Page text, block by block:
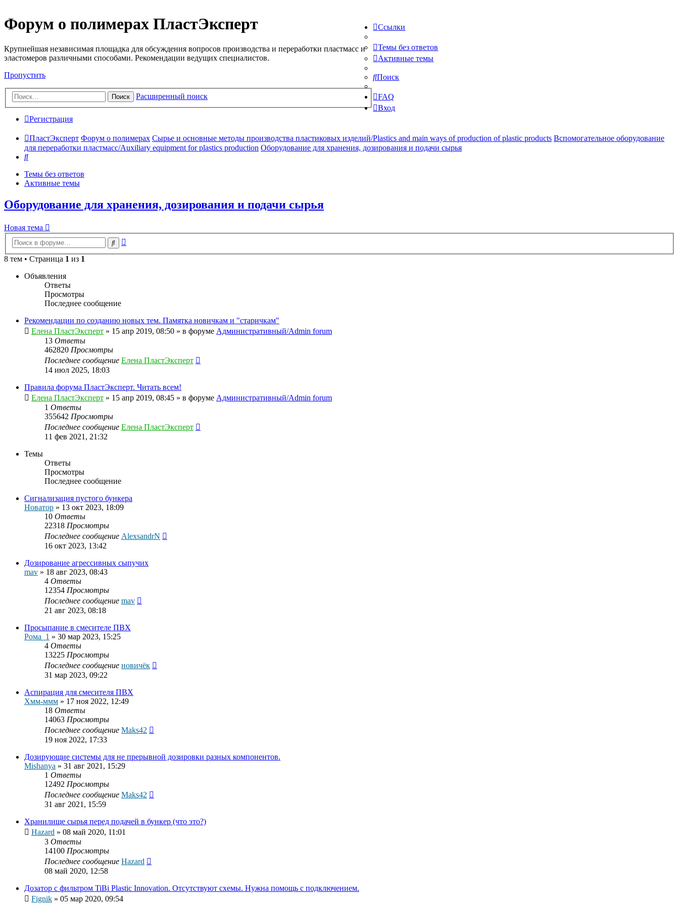
Форум о полимерах ПластЭксперт
Крупнейшая независимая площадка для обсуждения вопросов производства и переработки пластмасс и
эластомеров различными способами. Рекомендации ведущих специалистов.
Пропустить
Поиск Расширенный поиск
Ссылки
Темы без ответов
Активные темы
Поиск
FAQ
Вход
Регистрация
ПластЭксперт Форум о полимерах Сырье и основные методы производства пластиковых изделий/Plastics and main ways of production of plastic products Вспомогательное оборудование
для переработки пластмасс/Auxiliary equipment for plastics production Оборудование для хранения, дозирования и подачи сырья
Поиск
Темы без ответов
Активные темы
Оборудование для хранения, дозирования и подачи сырья
Новая тема
Поиск
8 тем • Страница 1 из 1
Объявления
Ответы
Просмотры
Последнее сообщение
Рекомендации по созданию новых тем. Памятка новичкам и "старичкам"
Елена ПластЭксперт » 15 апр 2019, 08:50 » в форуме Административный/Admin forum
13 Ответы
462820 Просмотры
Последнее сообщение Елена ПластЭксперт
14 июл 2025, 18:03
Правила форума ПластЭксперт. Читать всем!
Елена ПластЭксперт » 15 апр 2019, 08:45 » в форуме Административный/Admin forum
1 Ответы
355642 Просмотры
Последнее сообщение Елена ПластЭксперт
11 фев 2021, 21:32
Темы
Ответы
Просмотры
Последнее сообщение
Сигнализация пустого бункера
Новатор » 13 окт 2023, 18:09
10 Ответы
22318 Просмотры
Последнее сообщение AlexsandrN
16 окт 2023, 13:42
Дозирование агрессивных сыпучих
mav » 18 авг 2023, 08:43
4 Ответы
12354 Просмотры
Последнее сообщение mav
21 авг 2023, 08:18
Просыпание в смесителе ПВХ
Рома_1 » 30 мар 2023, 15:25
4 Ответы
13225 Просмотры
Последнее сообщение новичёк
31 мар 2023, 09:22
Аспирация для смесителя ПВХ
Хмм-ммм » 17 ноя 2022, 12:49
18 Ответы
14063 Просмотры
Последнее сообщение Maks42
19 ноя 2022, 17:33
Дозирующие системы для не прерывной дозировки разных компонентов.
Mishanya » 31 авг 2021, 15:29
1 Ответы
12492 Просмотры
Последнее сообщение Maks42
31 авг 2021, 15:59
Хранилище сырья перед подачей в бункер (что это?)
Hazard » 08 май 2020, 11:01
3 Ответы
14100 Просмотры
Последнее сообщение Hazard
08 май 2020, 12:58
Дозатор с фильтром TiBi Plastic Innovation. Отсутствуют схемы. Нужна помощь с подключением.
Fignik » 05 мар 2020, 09:54